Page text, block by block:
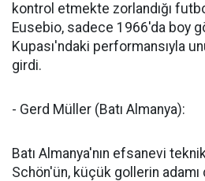
kontrol etmekte zorlandığı
Eusebio, sadece 1966'da boy
Kupası'ndaki performansıyla
girdi.
- Gerd Müller (Batı Almanya):
Batı Almanya'nın efsanevi
Schön'ün, küçük gollerin